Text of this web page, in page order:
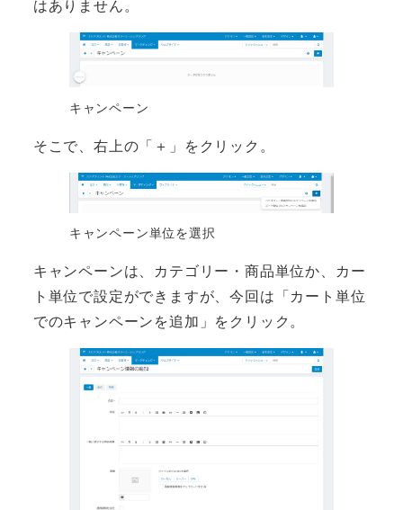
はありません。
キャンペーン
そこで、右上の「＋」をクリック。
キャンペーン単位を選択
キャンペーンは、カテゴリー・商品単位か、カー
ト単位で設定ができますが、今回は「カート単位
でのキャンペーンを追加」をクリック。